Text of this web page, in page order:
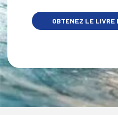
OBTENEZ LE LIVRE